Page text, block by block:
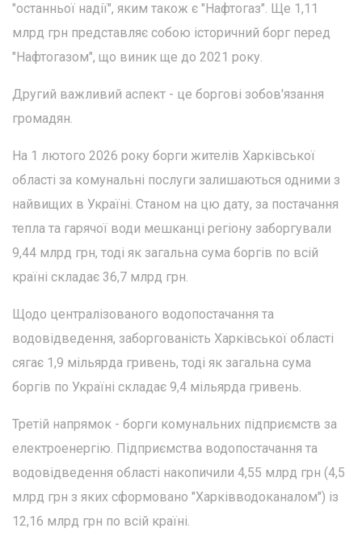
"останньої надії", яким також є "Нафтогаз". Ще 1,11
млрд грн представляє собою історичний борг перед
"Нафтогазом", що виник ще до 2021 року.
Другий важливий аспект - це боргові зобов'язання
громадян.
На 1 лютого 2026 року борги жителів Харківської
області за комунальні послуги залишаються одними з
найвищих в Україні. Станом на цю дату, за постачання
тепла та гарячої води мешканці регіону заборгували
9,44 млрд грн, тоді як загальна сума боргів по всій
країні складає 36,7 млрд грн.
Щодо централізованого водопостачання та
водовідведення, заборгованість Харківської області
сягає 1,9 мільярда гривень, тоді як загальна сума
боргів по Україні складає 9,4 мільярда гривень.
Третій напрямок - борги комунальних підприємств за
електроенергію. Підприємства водопостачання та
водовідведення області накопичили 4,55 млрд грн (4,5
млрд грн з яких сформовано "Харківводоканалом") із
12,16 млрд грн по всій країні.